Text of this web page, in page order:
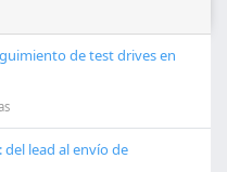
de test drives en
lead al envío de